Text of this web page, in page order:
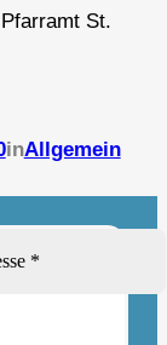
St.
inAllgemein